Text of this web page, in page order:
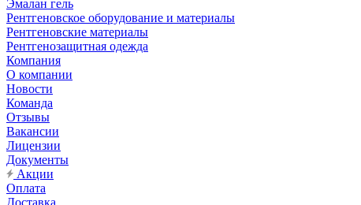
Эмалан гель
Рентгеновское оборудование и материалы
Рентгеновские материалы
Рентгенозащитная одежда
Компания
О компании
Новости
Команда
Отзывы
Вакансии
Лицензии
Документы
Акции
Оплата
Доставка